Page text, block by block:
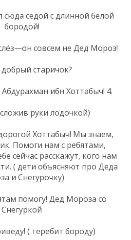
седой с длинной белой
бородой!
совсем не Дед Мороз!
старичок?
ибн Хоттабыч! 4.
руки лодочкой)
Хоттабыч! Мы знаем,
Помоги нам с ребятами,
сейчас расскажут, кого нам
( дети объясняют про Деда
и Снегурочку)
помогу! Дед Мороза со
Снегуркой
( теребит бороду)